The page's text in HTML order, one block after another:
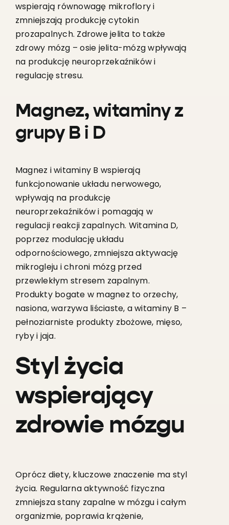
wspierają równowagę mikroflory i
zmniejszają produkcję cytokin
prozapalnych. Zdrowe jelita to także
zdrowy mózg – osie jelita-mózg wpływają
na produkcję neuroprzekaźników i
regulację stresu.
Magnez, witaminy z
grupy B i D
Magnez i witaminy B wspierają
funkcjonowanie układu nerwowego,
wpływają na produkcję
neuroprzekaźników i pomagają w
regulacji reakcji zapalnych. Witamina D,
poprzez modulację układu
odpornościowego, zmniejsza aktywację
mikrogleju i chroni mózg przed
przewlekłym stresem zapalnym.
Produkty bogate w magnez to orzechy,
nasiona, warzywa liściaste, a witaminy B –
pełnoziarniste produkty zbożowe, mięso,
ryby i jaja.
Styl życia
wspierający
zdrowie mózgu
Oprócz diety, kluczowe znaczenie ma styl
życia. Regularna aktywność fizyczna
zmniejsza stany zapalne w mózgu i całym
organizmie, poprawia krążenie,